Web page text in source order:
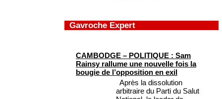
Gavroche Expert
CAMBODGE – POLITIQUE : Sam
Rainsy rallume une nouvelle fois la
bougie de l’opposition en exil
Après la dissolution
arbitraire du Parti du Salut